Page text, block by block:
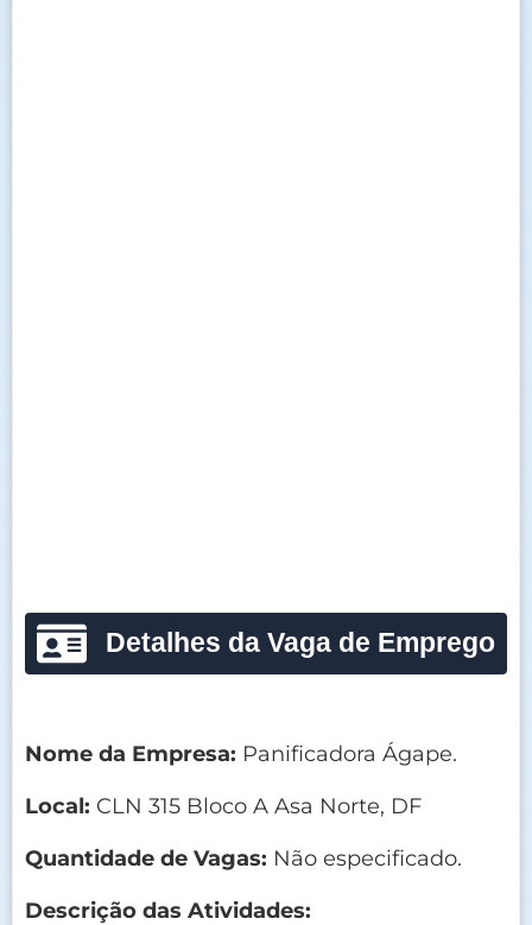
Detalhes da Vaga de Emprego
Nome da Empresa: Panificadora Ágape.
Local: CLN 315 Bloco A Asa Norte, DF
Quantidade de Vagas: Não especificado.
Descrição das Atividades: